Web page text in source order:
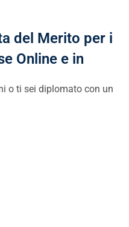
del Merito per i
Online e in
o ti sei diplomato con un